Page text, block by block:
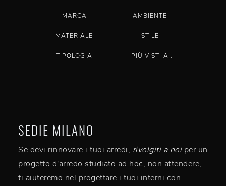
MARCA AMBIENTE
MATERIALE STILE
TIPOLOGIA I PIÙ VISTI A :
SEDIE MILANO
Se devi rinnovare i tuoi arredi, rivolgiti a noiper un
progetto d'arredo studiato ad hoc, non attendere,
ti aiuteremo nel progettare i tuoi interni con